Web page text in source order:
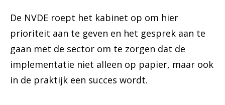
De NVDE roept het kabinet op om hier
prioriteit aan te geven en het gesprek aan te
gaan met de sector om te zorgen dat de
implementatie niet alleen op papier, maar ook
in de praktijk een succes wordt.